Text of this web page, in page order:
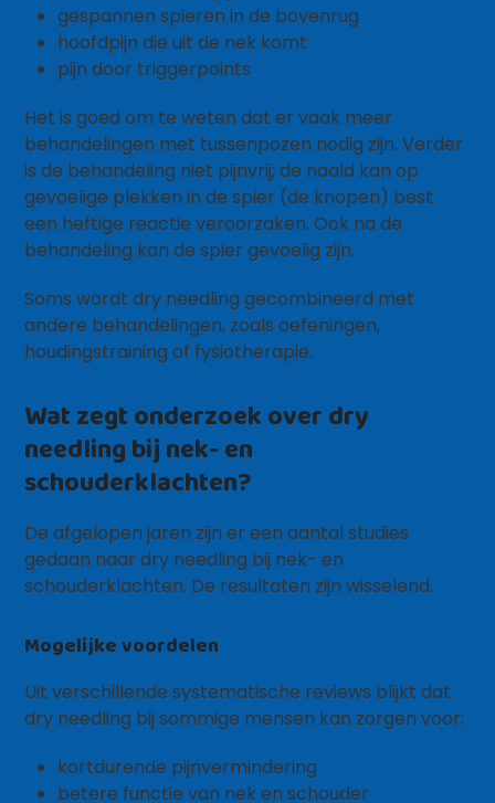
gespannen spieren in de bovenrug
hoofdpijn die uit de nek komt
pijn door triggerpoints
Het is goed om te weten dat er vaak meer
behandelingen met tussenpozen nodig zijn. Verder
is de behandeling niet pijnvrij; de naald kan op
gevoelige plekken in de spier (de knopen) best
een heftige reactie veroorzaken. Ook na de
behandeling kan de spier gevoelig zijn.
Soms wordt dry needling gecombineerd met
andere behandelingen, zoals oefeningen,
houdingstraining of fysiotherapie.
Wat zegt onderzoek over dry
needling bij nek- en
schouderklachten?
De afgelopen jaren zijn er een aantal studies
gedaan naar dry needling bij nek- en
schouderklachten. De resultaten zijn wisselend.
Mogelijke voordelen
Uit verschillende systematische reviews blijkt dat
dry needling bij sommige mensen kan zorgen voor:
kortdurende pijnvermindering
betere functie van nek en schouder